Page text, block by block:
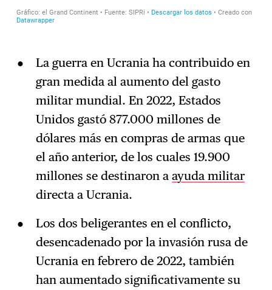
La guerra en Ucrania ha contribuido en
gran medida al aumento del gasto
militar mundial. En 2022, Estados
Unidos gastó 877.000 millones de
dólares más en compras de armas que
el año anterior, de los cuales 19.900
millones se destinaron a ayuda militar
directa a Ucrania.
Los dos beligerantes en el conflicto,
desencadenado por la invasión rusa de
Ucrania en febrero de 2022, también
han aumentado significativamente su